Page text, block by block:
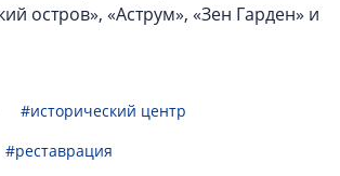
остров», «Аструм», «Зен Гарден» и
#исторический центр
#реставрация